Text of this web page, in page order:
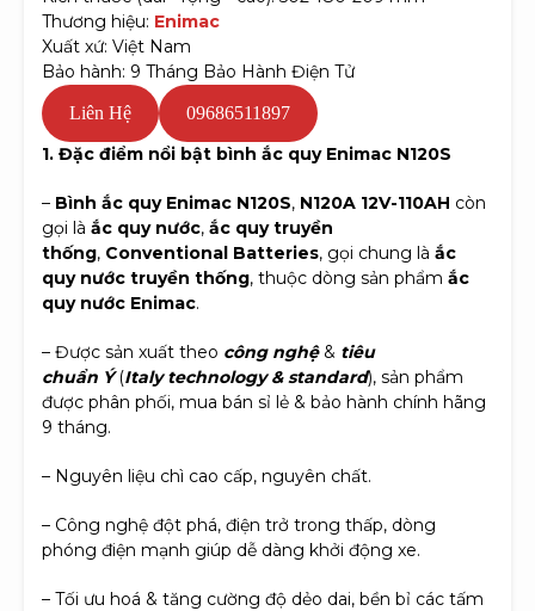
Thương hiệu: Enimac
Xuất xứ: Việt Nam
Bảo hành: 9 Tháng Bảo Hành Điện Tử
Liên Hệ 09686511897
1. Đặc điểm nổi bật bình ắc quy Enimac N120S
– Bình ắc quy Enimac N120S, N120A 12V-110AH còn
gọi là ắc quy nước, ắc quy truyền
thống, Conventional Batteries, gọi chung là ắc
quy nước truyền thống, thuộc dòng sản phẩm ắc
quy nước Enimac.
– Được sản xuất theo công nghệ& tiêu
chuẩn Ý(Italytechnology & standard), sản phẩm
được phân phối, mua bán sỉ lẻ & bảo hành chính hãng
9 tháng.
– Nguyên liệu chì cao cấp, nguyên chất.
– Công nghệ đột phá, điện trở trong thấp, dòng
phóng điện mạnh giúp dễ dàng khởi động xe.
– Tối ưu hoá & tăng cường độ dẻo dai, bền bỉ các tấm